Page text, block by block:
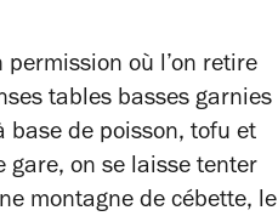
où l’on retire
tables basses garnies
base de poisson, tofu et
gare, on se laisse tenter
montagne de cébette, le